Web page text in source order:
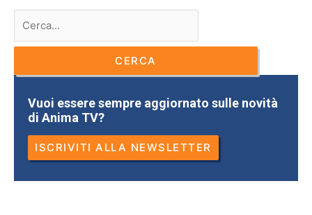
Vuoi essere sempre aggiornato sulle novità
di Anima TV?
ISCRIVITI ALLA NEWSLETTER